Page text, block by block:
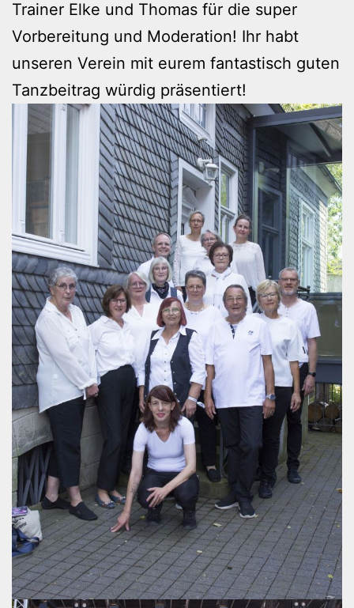
Trainer Elke und Thomas für die super
Vorbereitung und Moderation! Ihr habt
unseren Verein mit eurem fantastisch guten
Tanzbeitrag würdig präsentiert!